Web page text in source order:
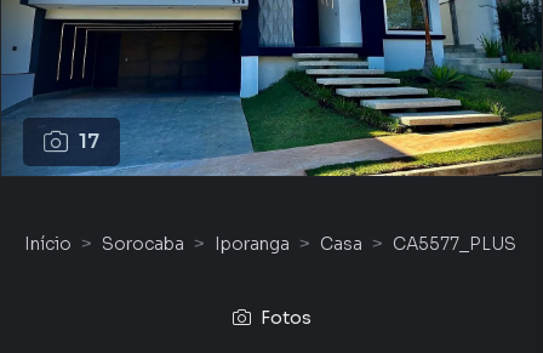
17
Início Sorocaba Iporanga Casa CA5577_PLUS
Fotos